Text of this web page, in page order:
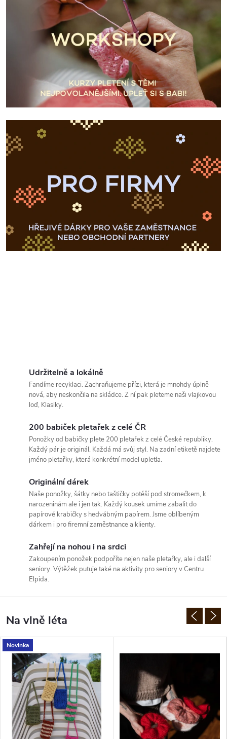
Udržitelně a lokálně
Fandíme recyklaci. Zachraňujeme přízi, která je mnohdy úplně
nová, aby neskončila na skládce. Z ní pak pleteme naši vlajkovou
loď, Klasiky.
200 babiček pletařek z celé ČR
Ponožky od babičky plete 200 pletařek z celé České republiky.
Každý pár je originál. Každá má svůj styl. Na zadní etiketě najdete
jméno pletařky, která konkrétní model upletla.
Originální dárek
Naše ponožky, šátky nebo taštičky potěší pod stromečkem, k
narozeninám ale i jen tak. Každý kousek umíme zabalit do
papírové krabičky s hedvábným papírem. Jsme oblíbeným
dárkem i pro firemní zaměstnance a klienty.
Zahřejí na nohou i na srdci
Zakoupením ponožek podpoříte nejen naše pletařky, ale i další
seniory. Výtěžek putuje také na aktivity pro seniory v Centru
Elpida.
Na vlně léta
Novinka